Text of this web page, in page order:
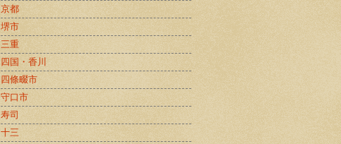
京都
堺市
三重
四国・香川
四條畷市
守口市
寿司
十三